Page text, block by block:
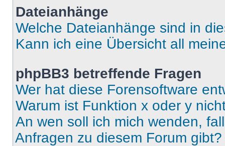
Dateianhänge
Welche Dateianhänge sind in
Kann ich eine Übersicht all
phpBB3 betreffende Fragen
Wer hat diese Forensoftware
Warum ist Funktion x oder y
An wen soll ich mich wenden,
Anfragen zu diesem Forum gibt?